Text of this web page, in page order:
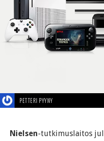
PETTERI PYYNY
Nielsen-tutkimuslaitos